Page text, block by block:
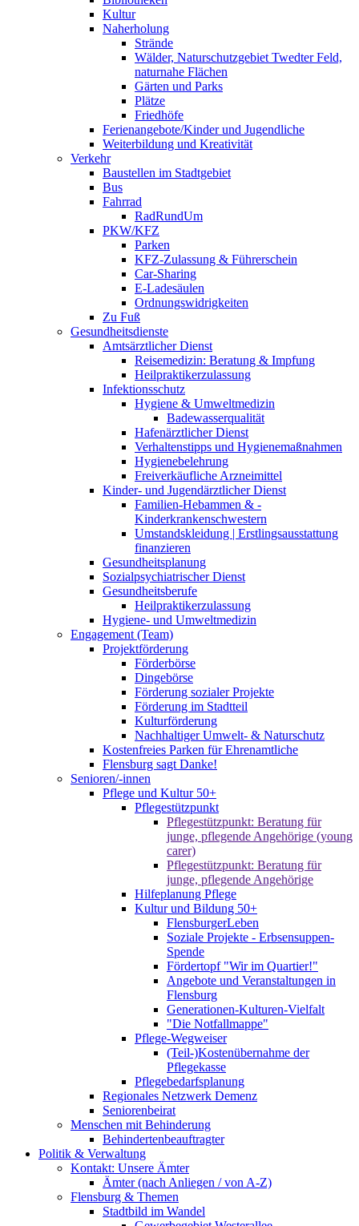
Kultur
Naherholung
Strände
Wälder, Naturschutzgebiet Twedter Feld,
naturnahe Flächen
Gärten und Parks
Plätze
Friedhöfe
Ferienangebote/Kinder und Jugendliche
Weiterbildung und Kreativität
Verkehr
Baustellen im Stadtgebiet
Bus
Fahrrad
RadRundUm
PKW/KFZ
Parken
KFZ-Zulassung & Führerschein
Car-Sharing
E-Ladesäulen
Ordnungswidrigkeiten
Zu Fuß
Gesundheitsdienste
Amtsärztlicher Dienst
Reisemedizin: Beratung & Impfung
Heilpraktikerzulassung
Infektionsschutz
Hygiene & Umweltmedizin
Badewasserqualität
Hafenärztlicher Dienst
Verhaltenstipps und Hygienemaßnahmen
Hygienebelehrung
Freiverkäufliche Arzneimittel
Kinder- und Jugendärztlicher Dienst
Familien-Hebammen & -
Kinderkrankenschwestern
Umstandskleidung | Erstlingsausstattung
finanzieren
Gesundheitsplanung
Sozialpsychiatrischer Dienst
Gesundheitsberufe
Heilpraktikerzulassung
Hygiene- und Umweltmedizin
Engagement (Team)
Projektförderung
Förderbörse
Dingebörse
Förderung sozialer Projekte
Förderung im Stadtteil
Kulturförderung
Nachhaltiger Umwelt- & Naturschutz
Kostenfreies Parken für Ehrenamtliche
Flensburg sagt Danke!
Senioren/-innen
Pflege und Kultur 50+
Pflegestützpunkt
Pflegestützpunkt: Beratung für
junge, pflegende Angehörige (young
carer)
Pflegestützpunkt: Beratung für
junge, pflegende Angehörige
Hilfeplanung Pflege
Kultur und Bildung 50+
FlensburgerLeben
Soziale Projekte - Erbsensuppen-
Spende
Fördertopf "Wir im Quartier!"
Angebote und Veranstaltungen in
Flensburg
Generationen-Kulturen-Vielfalt
"Die Notfallmappe"
Pflege-Wegweiser
(Teil-)Kostenübernahme der
Pflegekasse
Pflegebedarfsplanung
Regionales Netzwerk Demenz
Seniorenbeirat
Menschen mit Behinderung
Behindertenbeauftragter
Politik & Verwaltung
Kontakt: Unsere Ämter
Ämter (nach Anliegen / von A-Z)
Flensburg & Themen
Stadtbild im Wandel